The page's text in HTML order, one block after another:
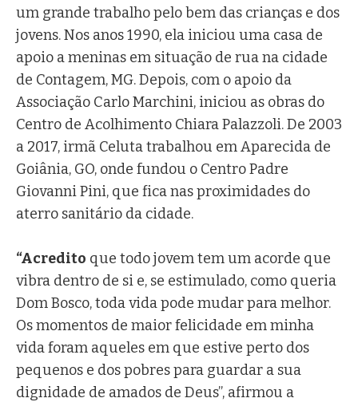
um grande trabalho pelo bem das crianças e dos
jovens. Nos anos 1990, ela iniciou uma casa de
apoio a meninas em situação de rua na cidade
de Contagem, MG. Depois, com o apoio da
Associação Carlo Marchini, iniciou as obras do
Centro de Acolhimento Chiara Palazzoli. De 2003
a 2017, irmã Celuta trabalhou em Aparecida de
Goiânia, GO, onde fundou o Centro Padre
Giovanni Pini, que fica nas proximidades do
aterro sanitário da cidade.
“Acredito que todo jovem tem um acorde que
vibra dentro de si e, se estimulado, como queria
Dom Bosco, toda vida pode mudar para melhor.
Os momentos de maior felicidade em minha
vida foram aqueles em que estive perto dos
pequenos e dos pobres para guardar a sua
dignidade de amados de Deus”, afirmou a